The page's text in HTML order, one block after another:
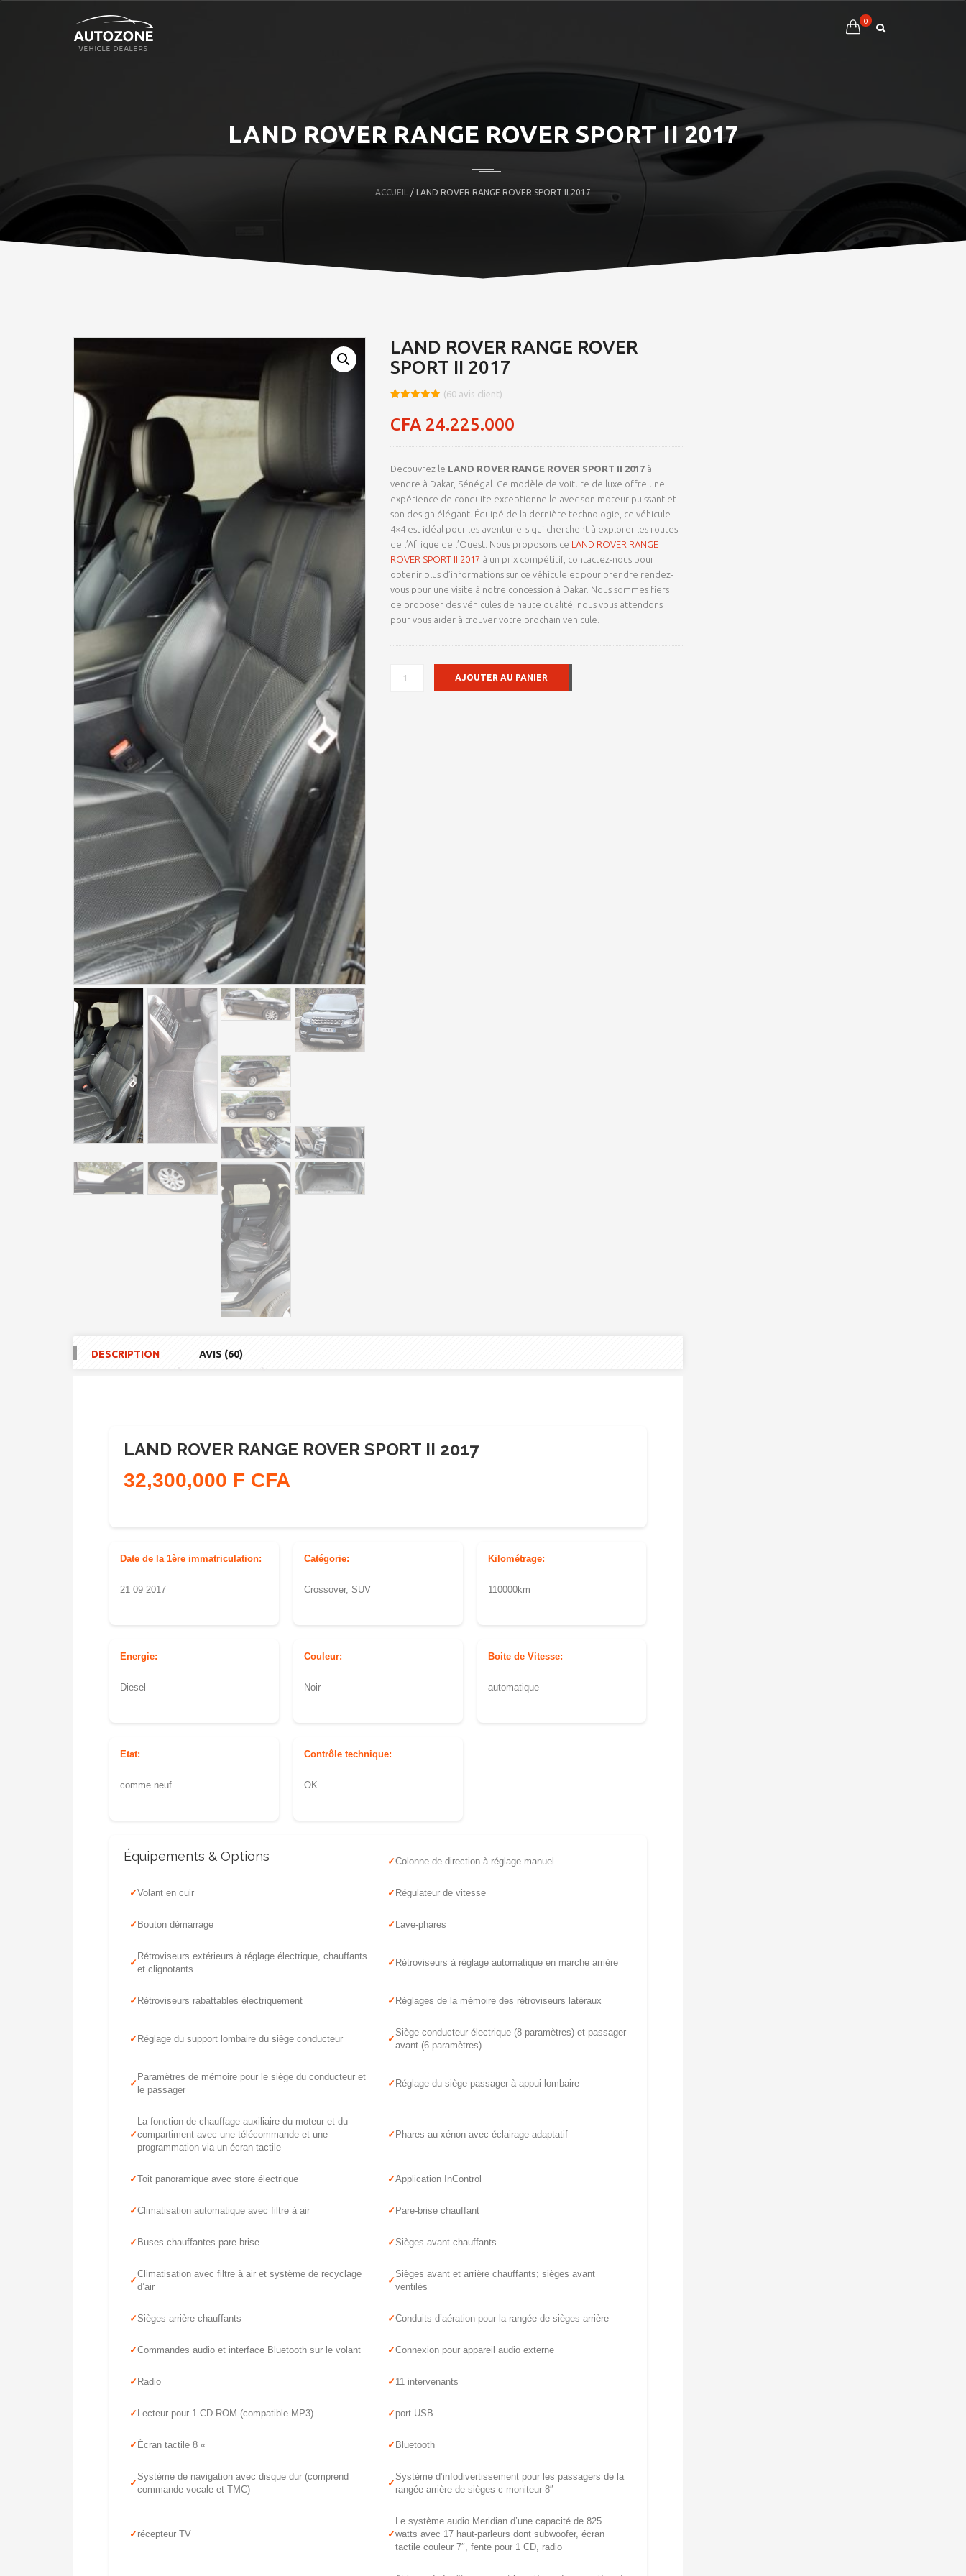
0
LAND ROVER RANGE ROVER SPORT II 2017
ACCUEIL / LAND ROVER RANGE ROVER SPORT II 2017
LAND ROVER RANGE ROVER
SPORT II 2017
sur 5
basé sur
client
(60avis client)
CFA24.225.000
Decouvrez le LAND ROVER RANGE ROVER SPORT II 2017à
vendre à Dakar, Sénégal. Ce modèle de voiture de luxe offre une
expérience de conduite exceptionnelle avec son moteur puissant et
son design élégant. Équipé de la dernière technologie, ce véhicule
4×4 est idéal pour les aventuriers qui cherchent à explorer les routes
de l’Afrique de l’Ouest. Nous proposons ce LAND ROVER RANGE
ROVER SPORT II 2017 à un prix compétitif, contactez-nous pour
obtenir plus d’informations sur ce véhicule et pour prendre rendez-
vous pour une visite à notre concession à Dakar. Nous sommes fiers
de proposer des véhicules de haute qualité, nous vous attendons
pour vous aider à trouver votre prochain vehicule.
QUANTITÉ
AJOUTER AU PANIER
DESCRIPTION AVIS (60)
LAND ROVER RANGE ROVER SPORT II 2017
32,300,000 F CFA
Date de la 1ère immatriculation:
21 09 2017
Catégorie:
Crossover, SUV
Kilométrage:
110000km
Energie:
Diesel
Couleur:
Noir
Boite de Vitesse:
automatique
Etat:
comme neuf
Contrôle technique:
OK
Équipements & Options Colonne de direction à réglage manuel
Volant en cuir Régulateur de vitesse
Bouton démarrage Lave-phares
Rétroviseurs extérieurs à réglage électrique, chauffants
et clignotants
Rétroviseurs à réglage automatique en marche arrière
Rétroviseurs rabattables électriquement Réglages de la mémoire des rétroviseurs latéraux
Réglage du support lombaire du siège conducteur
Siège conducteur électrique (8 paramètres) et passager
avant (6 paramètres)
Paramètres de mémoire pour le siège du conducteur et
le passager
Réglage du siège passager à appui lombaire
La fonction de chauffage auxiliaire du moteur et du
compartiment avec une télécommande et une
programmation via un écran tactile
Phares au xénon avec éclairage adaptatif
Toit panoramique avec store électrique Application InControl
Climatisation automatique avec filtre à air Pare-brise chauffant
Buses chauffantes pare-brise Sièges avant chauffants
Climatisation avec filtre à air et système de recyclage
d’air
Sièges avant et arrière chauffants; sièges avant
ventilés
Sièges arrière chauffants Conduits d’aération pour la rangée de sièges arrière
Commandes audio et interface Bluetooth sur le volant Connexion pour appareil audio externe
Radio 11 intervenants
Lecteur pour 1 CD-ROM (compatible MP3) port USB
Écran tactile 8 « Bluetooth
Système de navigation avec disque dur (comprend
commande vocale et TMC)
Système d’infodivertissement pour les passagers de la
rangée arrière de sièges c moniteur 8″
récepteur TV
Le système audio Meridian d’une capacité de 825
watts avec 17 haut-parleurs dont subwoofer, écran
tactile couleur 7″, fente pour 1 CD, radio